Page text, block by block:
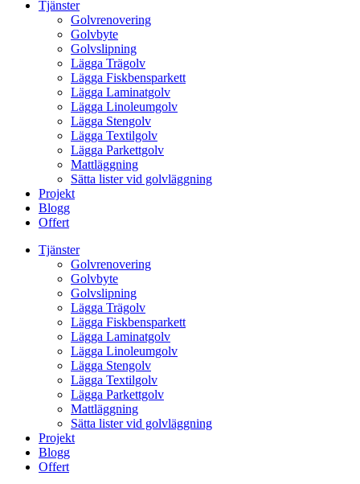
Tjänster
Golvrenovering
Golvbyte
Golvslipning
Lägga Trägolv
Lägga Fiskbensparkett
Lägga Laminatgolv
Lägga Linoleumgolv
Lägga Stengolv
Lägga Textilgolv
Lägga Parkettgolv
Mattläggning
Sätta lister vid golvläggning
Projekt
Blogg
Offert
Tjänster
Golvrenovering
Golvbyte
Golvslipning
Lägga Trägolv
Lägga Fiskbensparkett
Lägga Laminatgolv
Lägga Linoleumgolv
Lägga Stengolv
Lägga Textilgolv
Lägga Parkettgolv
Mattläggning
Sätta lister vid golvläggning
Projekt
Blogg
Offert